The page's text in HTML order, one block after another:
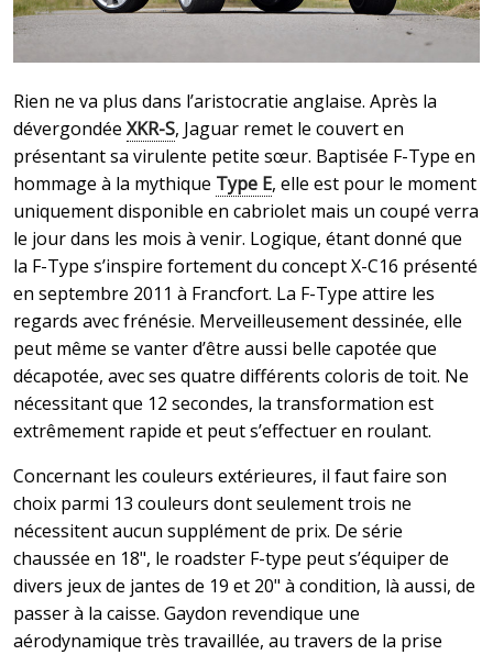
Rien ne va plus dans l’aristocratie anglaise. Après la
dévergondée XKR-S, Jaguar remet le couvert en
présentant sa virulente petite sœur. Baptisée F-Type en
hommage à la mythique Type E, elle est pour le moment
uniquement disponible en cabriolet mais un coupé verra
le jour dans les mois à venir. Logique, étant donné que
la F-Type s’inspire fortement du concept X-C16 présenté
en septembre 2011 à Francfort. La F-Type attire les
regards avec frénésie. Merveilleusement dessinée, elle
peut même se vanter d’être aussi belle capotée que
décapotée, avec ses quatre différents coloris de toit. Ne
nécessitant que 12 secondes, la transformation est
extrêmement rapide et peut s’effectuer en roulant.
Concernant les couleurs extérieures, il faut faire son
choix parmi 13 couleurs dont seulement trois ne
nécessitent aucun supplément de prix. De série
chaussée en 18", le roadster F-type peut s’équiper de
divers jeux de jantes de 19 et 20" à condition, là aussi, de
passer à la caisse. Gaydon revendique une
aérodynamique très travaillée, au travers de la prise